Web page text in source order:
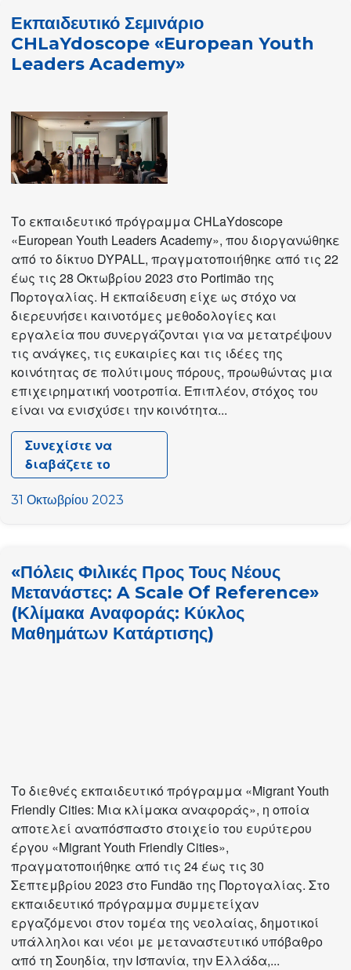
to
Score
a
στη
Βιέννη
και
το
Εκπαιδευτικό Σεμινάριο
CHLaYdoscope «European Youth
Leaders Academy»
Το εκπαιδευτικό πρόγραμμα CHLaYdoscope
«European Youth Leaders Academy», που διοργανώθηκε
από το δίκτυο DYPALL, πραγματοποιήθηκε από τις 22
έως τις 28 Οκτωβρίου 2023 στο Portimão της
Πορτογαλίας. Η εκπαίδευση είχε ως στόχο να
διερευνήσει καινοτόμες μεθοδολογίες και
εργαλεία που συνεργάζονται για να μετατρέψουν
τις ανάγκες, τις ευκαιρίες και τις ιδέες της
κοινότητας σε πολύτιμους πόρους, προωθώντας μια
επιχειρηματική νοοτροπία. Επιπλέον, στόχος του
είναι να ενισχύσει την κοινότητα...
Συνεχίστε να
διαβάζετε το
Εκπαιδευτικό
Leaders
Academy»
31 Οκτωβρίου 2023
«Πόλεις Φιλικές Προς Τους Νέους
Μετανάστες: A Scale Of Reference»
(Κλίμακα Αναφοράς: Κύκλος
Μαθημάτων Κατάρτισης)
Το διεθνές εκπαιδευτικό πρόγραμμα «Migrant Youth
Friendly Cities: Μια κλίμακα αναφοράς», η οποία
αποτελεί αναπόσπαστο στοιχείο του ευρύτερου
έργου «Migrant Youth Friendly Cities»,
πραγματοποιήθηκε από τις 24 έως τις 30
Σεπτεμβρίου 2023 στο Fundão της Πορτογαλίας. Στο
εκπαιδευτικό πρόγραμμα συμμετείχαν
εργαζόμενοι στον τομέα της νεολαίας, δημοτικοί
υπάλληλοι και νέοι με μεταναστευτικό υπόβαθρο
από τη Σουηδία, την Ισπανία, την Ελλάδα,...